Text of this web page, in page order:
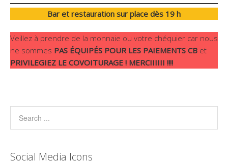
Bar et restauration sur place dès 19 h
Veillez à prendre de la monnaie ou votre chéquier car nous
ne sommes PAS ÉQUIPÉS POUR LES PAIEMENTS CB et
PRIVILEGIEZ LE COVOITURAGE ! MERCIIIIII !!!!
Social Media Icons